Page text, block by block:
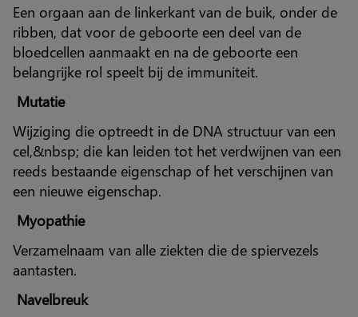
Een orgaan aan de linkerkant van de buik, onder de
ribben, dat voor de geboorte een deel van de
bloedcellen aanmaakt en na de geboorte een
belangrijke rol speelt bij de immuniteit.
Mutatie
Wijziging die optreedt in de DNA structuur van een
cel,&nbsp; die kan leiden tot het verdwijnen van een
reeds bestaande eigenschap of het verschijnen van
een nieuwe eigenschap.
Myopathie
Verzamelnaam van alle ziekten die de spiervezels
aantasten.
Navelbreuk